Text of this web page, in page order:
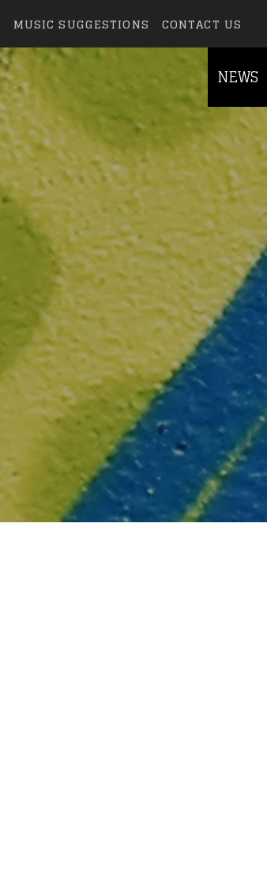
MUSIC SUGGESTIONS CONTACT US
NEWS